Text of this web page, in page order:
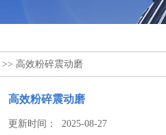
>> 高效粉碎震动磨
高效粉碎震动磨
更新时间： 2025-08-27